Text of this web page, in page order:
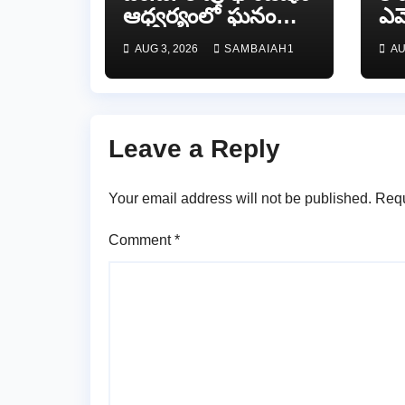
ఆధ్వర్యంలో ఘనంగా
జాతీయ స్వాతంత్ర
సమరయోధుల
పురస్కారాలు
AUG 3, 2026 SAMBAIAH1
Leave a Reply
Your email address will not be published.
Comment*